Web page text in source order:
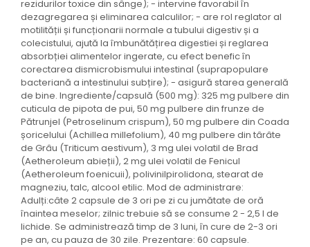
TINCTURI
SUPERALIMENTE
rezidurilor toxice din sânge); - intervine favorabil în
dezagregarea și eliminarea calculilor; - are rol reglator al
motilității și funcționarii normale a tubului digestiv și a
colecistului, ajută la îmbunătățirea digestiei și reglarea
absorbției alimentelor ingerate, cu efect benefic în
corectarea dismicrobismului intestinal (suprapopulare
bacteriană a intestinului subțire); - asigură starea generală
de bine. Ingrediente/capsulă (500 mg): 325 mg pulbere din
cuticula de pipota de pui, 50 mg pulbere din frunze de
Pătrunjel (Petroselinum crispum), 50 mg pulbere din Coada
șoricelului (Achillea millefolium), 40 mg pulbere din târâte
de Grâu (Triticum aestivum), 3 mg ulei volatil de Brad
(Aetheroleum abieții), 2 mg ulei volatil de Fenicul
(Aetheroleum foenicuii), polivinilpirolidona, stearat de
magneziu, talc, alcool etilic. Mod de administrare:
Adulți:câte 2 capsule de 3 ori pe zi cu jumătate de oră
înaintea meselor; zilnic trebuie să se consume 2 - 2,5 l de
lichide. Se administrează timp de 3 luni, în cure de 2-3 ori
pe an, cu pauza de 30 zile. Prezentare: 60 capsule.